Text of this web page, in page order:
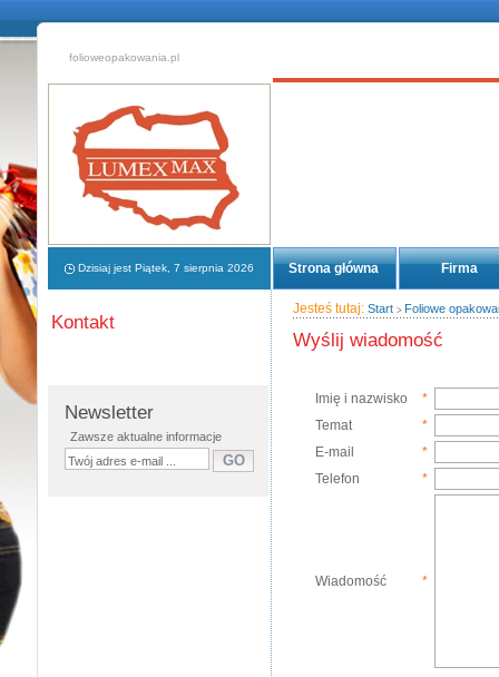
folioweopakowania.pl
Dzisiaj jest Piątek, 7 sierpnia 2026 Strona główna Firma
Kontakt
Newsletter
Zawsze aktualne informacje
Jesteś tutaj: Start > Foliowe
Wyślij wiadomość
Imię i nazwisko
*
Temat
*
E-mail
*
Telefon
*
Wiadomość *